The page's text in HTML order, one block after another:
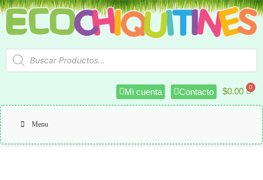
Mi cuenta Contacto $0.00
Menu